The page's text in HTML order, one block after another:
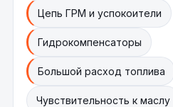
Цепь ГРМ и успокоители
Гидрокомпенсаторы
Большой расход топлива
Чувствительность к маслу